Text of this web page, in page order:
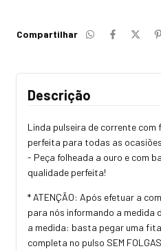
Compartilhar
Descrição
Linda pulseira de corrente
perfeita para todas as
- Peça folheada a ouro e com
qualidade perfeita!
* ATENÇÃO: Após efetuar a
para nós informando a medida
a medida: basta pegar uma
completa no pulso SEM